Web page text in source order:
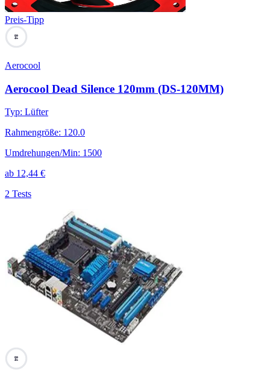
Preis-Tipp
84
Aerocool
Aerocool Dead Silence 120mm (DS-120MM)
Typ: Lüfter
Rahmengröße: 120.0
Umdrehungen/Min: 1500
ab 12,44 €
2 Tests
84